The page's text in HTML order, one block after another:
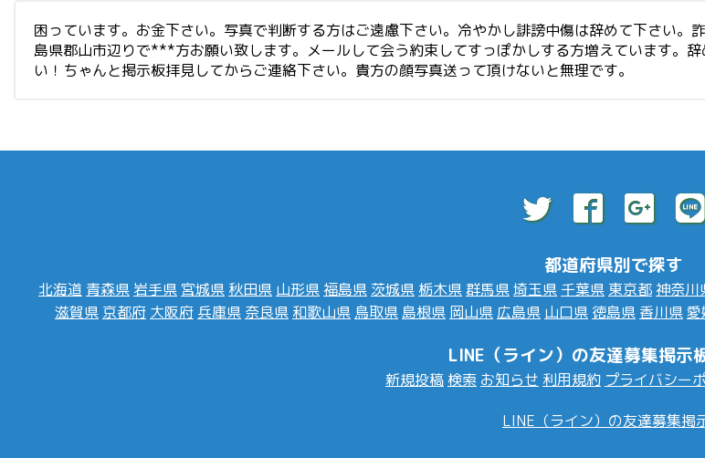
困っています。お金下さい。写真で判断する方はご遠慮下さい。冷やかし誹謗中傷は辞めて下さい
島県郡山市辺りで***方お願い致します。メールして会う約束してすっぽかしする方増えています。
い！ちゃんと掲示板拝見してからご連絡下さい。貴方の顔写真送って頂けないと無理です。
都道府県別で探す
北海道 青森県 岩手県 宮城県 秋田県 山形県福島県 茨城県 栃木県群馬県埼玉県 千葉県 東京都神奈川
滋賀県 京都府 大阪府 兵庫県 奈良県 和歌山県 鳥取県 島根県 岡山県 広島県 山口県 徳島県 香川県愛
LINE（ライン）の友達募集掲示
新規投稿 検索 お知らせ 利用規約 プライバシー
LINE（ライン）の友達募集掲